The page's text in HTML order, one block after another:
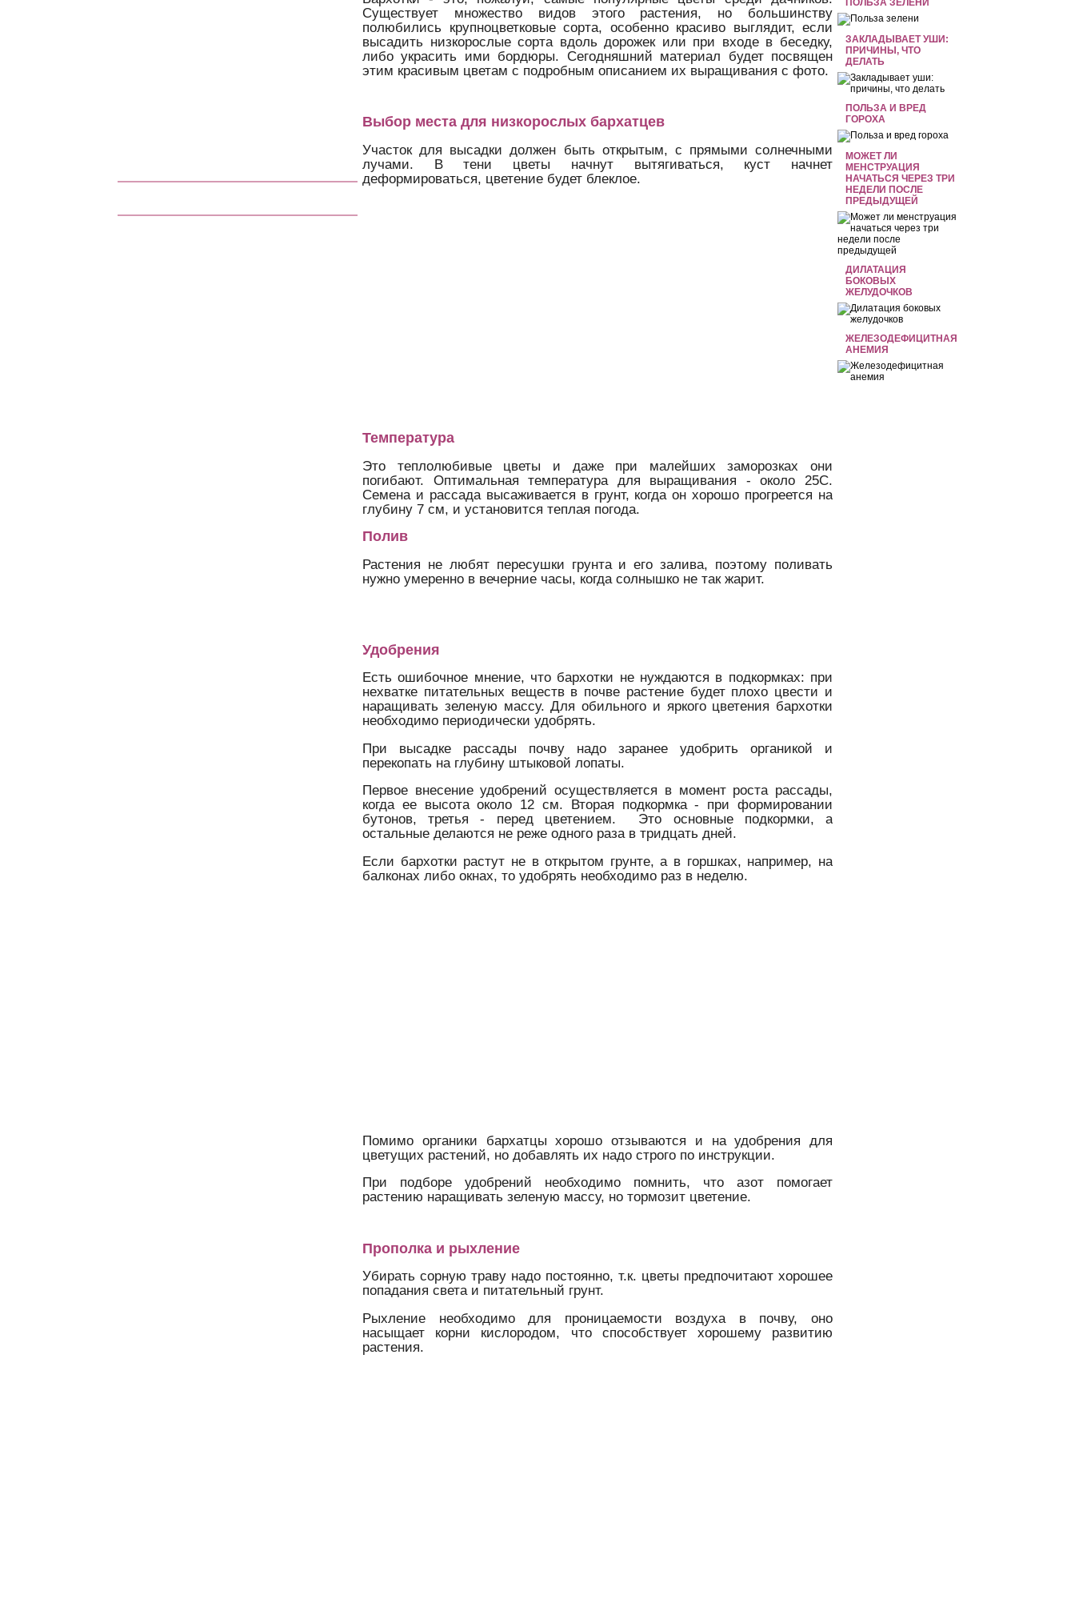
ПОЛЬЗА ЗЕЛЕНИ
ЗАКЛАДЫВАЕТ УШИ:
ПРИЧИНЫ, ЧТО
ДЕЛАТЬ
ПОЛЬЗА И ВРЕД
ГОРОХА
МОЖЕТ ЛИ
МЕНСТРУАЦИЯ
НАЧАТЬСЯ ЧЕРЕЗ ТРИ
НЕДЕЛИ ПОСЛЕ
ПРЕДЫДУЩЕЙ
ДИЛАТАЦИЯ
БОКОВЫХ
ЖЕЛУДОЧКОВ
ЖЕЛЕЗОДЕФИЦИТНАЯ
АНЕМИЯ
Существует множество видов этого растения, но большинству
полюбились крупноцветковые сорта, особенно красиво выглядит, если
высадить низкорослые сорта вдоль дорожек или при входе в беседку,
либо украсить ими бордюры. Сегодняшний материал будет посвящен
этим красивым цветам с подробным описанием их выращивания с фото.
Выбор места для низкорослых бархатцев
Участок для высадки должен быть открытым, с прямыми солнечными
лучами. В тени цветы начнут вытягиваться, куст начнет
деформироваться, цветение будет блеклое.
Температура
Это теплолюбивые цветы и даже при малейших заморозках они
погибают. Оптимальная температура для выращивания - около 25С.
Семена и рассада высаживается в грунт, когда он хорошо прогреется на
глубину 7 см, и установится теплая погода.
Полив
Растения не любят пересушки грунта и его залива, поэтому поливать
нужно умеренно в вечерние часы, когда солнышко не так жарит.
Удобрения
Есть ошибочное мнение, что бархотки не нуждаются в подкормках: при
нехватке питательных веществ в почве растение будет плохо цвести и
наращивать зеленую массу. Для обильного и яркого цветения бархотки
необходимо периодически удобрять.
При высадке рассады почву надо заранее удобрить органикой и
перекопать на глубину штыковой лопаты.
Первое внесение удобрений осуществляется в момент роста рассады,
когда ее высота около 12 см. Вторая подкормка - при формировании
бутонов, третья - перед цветением. Это основные подкормки, а
остальные делаются не реже одного раза в тридцать дней.
Если бархотки растут не в открытом грунте, а в горшках, например, на
балконах либо окнах, то удобрять необходимо раз в неделю.
Помимо органики бархатцы хорошо отзываются и на удобрения для
цветущих растений, но добавлять их надо строго по инструкции.
При подборе удобрений необходимо помнить, что азот помогает
растению наращивать зеленую массу, но тормозит цветение.
Прополка и рыхление
Убирать сорную траву надо постоянно, т.к. цветы предпочитают хорошее
попадания света и питательный грунт.
Рыхление необходимо для проницаемости воздуха в почву, оно
насыщает корни кислородом, что способствует хорошему развитию
растения.